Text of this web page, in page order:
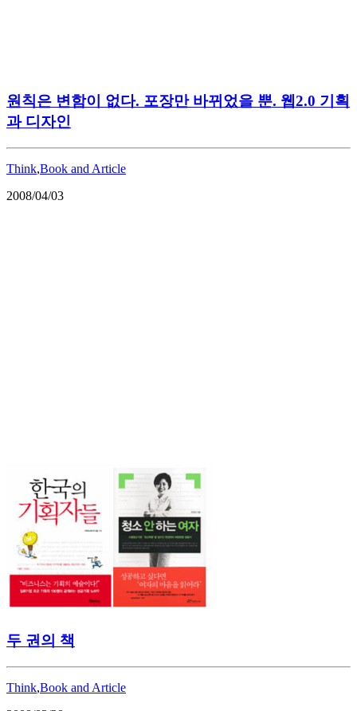
원칙은 변함이 없다. 포장만 바뀌었을 뿐. 웹2.0 기획
과 디자인
Think,Book and Article
2008/04/03
두 권의 책
Think,Book and Article